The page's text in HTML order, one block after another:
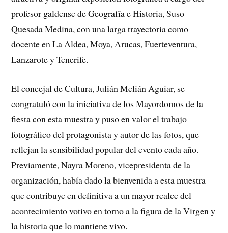
profesor galdense de Geografía e Historia, Suso
Quesada Medina, con una larga trayectoria como
docente en La Aldea, Moya, Arucas, Fuerteventura,
Lanzarote y Tenerife.
El concejal de Cultura, Julián Melián Aguiar, se
congratuló con la iniciativa de los Mayordomos de la
fiesta con esta muestra y puso en valor el trabajo
fotográfico del protagonista y autor de las fotos, que
reflejan la sensibilidad popular del evento cada año.
Previamente, Nayra Moreno, vicepresidenta de la
organización, había dado la bienvenida a esta muestra
que contribuye en definitiva a un mayor realce del
acontecimiento votivo en torno a la figura de la Virgen y
la historia que lo mantiene vivo.